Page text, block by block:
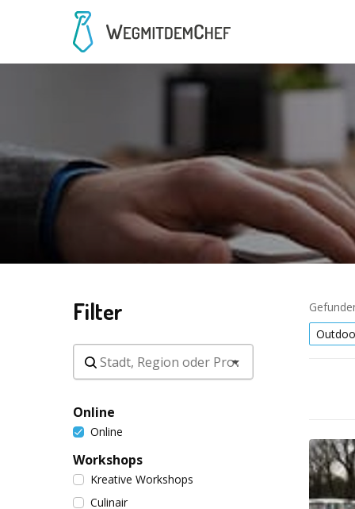
Filter
Online
Online
Workshops
Kreative Workshops
Culinair